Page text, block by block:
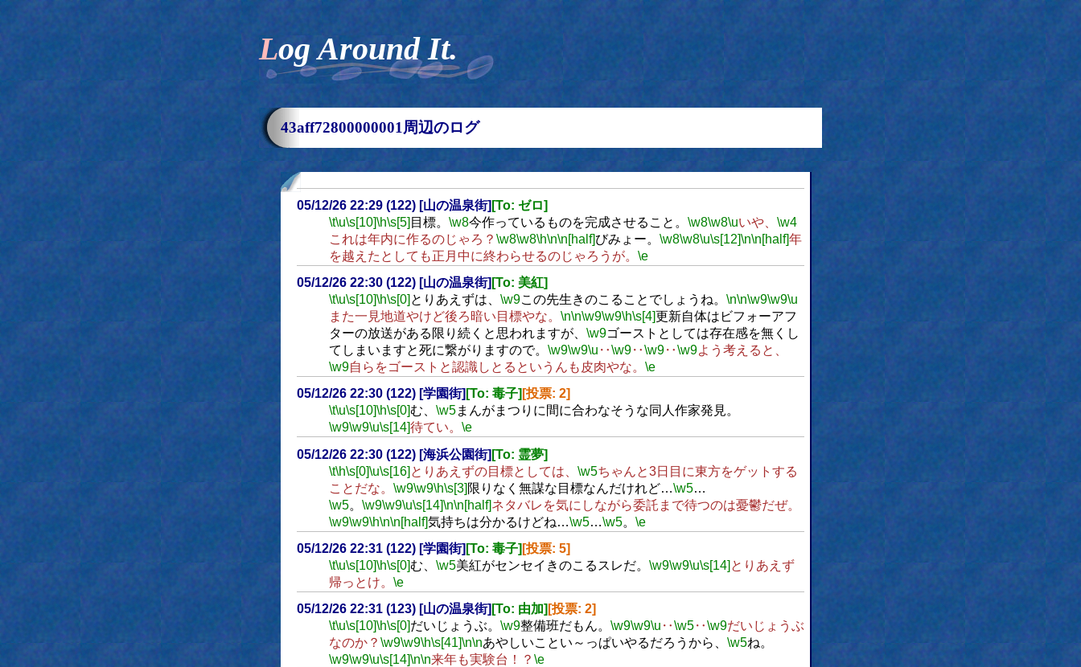
Log Around It.
43aff72800000001周辺のログ
05/12/26 22:29 (122) [山の温泉街] [To: ゼロ]
\t\u\s[10]\h\s[5] 目標。 \w8今作っているものを完成させること。 \w8\w8\uいや、 \w4
これは年内に作るのじゃろ？ \w8\w8\h\n\n[half]びみょー。 \w8\w8\u\s[12]\n\n[half]年
を越えたとしても正月中に終わらせるのじゃろうが。 \e
05/12/26 22:30 (122) [山の温泉街] [To: 美紅]
\t\u\s[10]\h\s[0] とりあえずは、 \w9この先生きのこることでしょうね。 \n\n\w9\w9\u
また一見地道やけど後ろ暗い目標やな。 \n\n\w9\w9\h\s[4]更新自体はビフォーアフ
ターの放送がある限り続くと思われますが、 \w9ゴーストとしては存在感を無くし
てしまいますと死に繋がりますので。 \w9\w9\u ‥\w9‥\w9‥\w9よう考えると、
\w9自らをゴーストと認識しとるというんも皮肉やな。 \e
05/12/26 22:30 (122) [学園街] [To: 毒子] [投票: 2]
\t\u\s[10]\h\s[0]む、 \w5まんがまつりに間に合わなそうな同人作家発見。
\w9\w9\u\s[14]待てい。 \e
05/12/26 22:30 (122) [海浜公園街] [To: 霊夢]
\t\h\s[0]\u\s[16] とりあえずの目標としては、 \w5ちゃんと3日目に東方をゲットする
ことだな。 \w9\w9\h\s[3] 限りなく無謀な目標なんだけれど…\w5…
\w5。 \w9\w9\u\s[14]\n\n[half]ネタバレを気にしながら委託まで待つのは憂鬱だぜ。
\w9\w9\h\n\n[half]気持ちは分かるけどね…\w5…\w5。 \e
05/12/26 22:31 (122) [学園街] [To: 毒子] [投票: 5]
\t\u\s[10]\h\s[0]む、 \w5美紅がセンセイきのこるスレだ。 \w9\w9\u\s[14] とりあえず
帰っとけ。 \e
05/12/26 22:31 (123) [山の温泉街] [To: 由加] [投票: 2]
\t\u\s[10]\h\s[0]だいじょうぶ。 \w9整備班だもん。 \w9\w9\u ‥\w5‥\w9だいじょうぶ
なのか？ \w9\w9\h\s[41]\n\nあやしいことい～っぱいやるだろうから、 \w5ね。
\w9\w9\u\s[14]\n\n来年も実験台！？ \e